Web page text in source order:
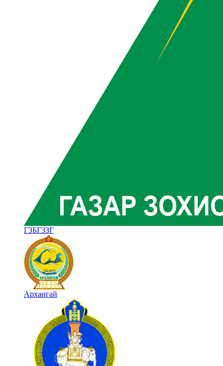
ГЗБГЗЗГ
Архангай